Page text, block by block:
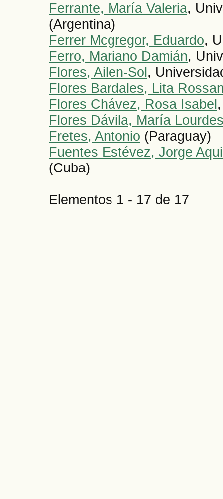
Ferrante, María Valeria,
(Argentina)
Ferrer Mcgregor, Eduardo,
Ferro, Mariano Damián,
Flores, Ailen-Sol,
Flores Bardales, Lita
Flores Chávez, Rosa Isabel
Flores Dávila, María Lourdes
Fretes, Antonio (Paraguay)
Fuentes Estévez, Jorge
(Cuba)
Elementos 1 - 17 de 17